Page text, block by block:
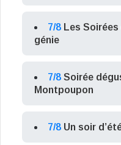
7/8 Les Soirées
génie
7/8 Soirée
Montpoupon
7/8 Un soir